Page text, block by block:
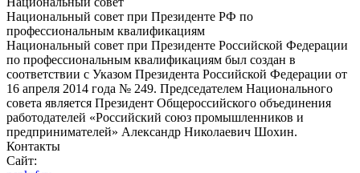
Национальный совет при Президенте РФ по
профессиональным квалификациям
Национальный совет при Президенте Российской Федерации
по профессиональным квалификациям был создан в
соответствии с Указом Президента Российской Федерации от
16 апреля 2014 года № 249. Председателем Национального
совета является Президент Общероссийского объединения
работодателей «Российский союз промышленников и
предпринимателей» Александр Николаевич Шохин.
Контакты
Сайт: